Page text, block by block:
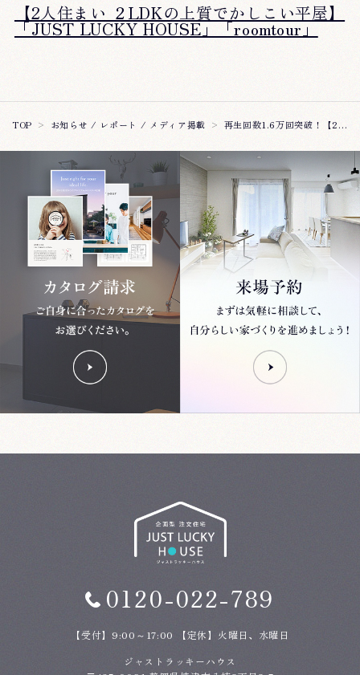
【2人住まい ２LDKの上質でかしこい平屋】
「JUST LUCKY HOUSE」「roomtour」
TOP お知らせ / レポート / メディア掲載 再生回数1.6万回突破！【2人住まい ２LDKの上質でかしこい平屋】YouTubeルームツアー公開♪
0120-022-789
【受付】9:00～17:00 【定休】火曜日、水曜日
ジャストラッキーハウス